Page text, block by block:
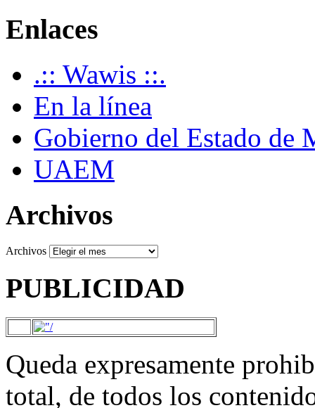
Enlaces
.:: Wawis ::.
En la línea
Gobierno del Estado de
UAEM
Archivos
Archivos
PUBLICIDAD
Queda expresamente
total, de todos los